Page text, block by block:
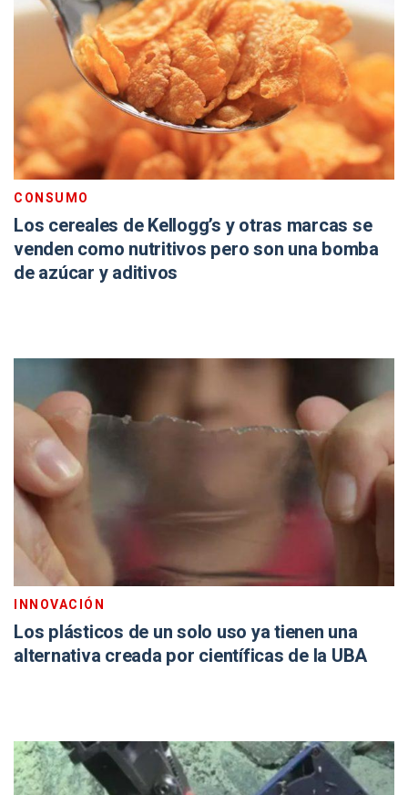
CONSUMO
Los cereales de Kellogg’s y otras marcas se
venden como nutritivos pero son una bomba
de azúcar y aditivos
INNOVACIÓN
Los plásticos de un solo uso ya tienen una
alternativa creada por científicas de la UBA